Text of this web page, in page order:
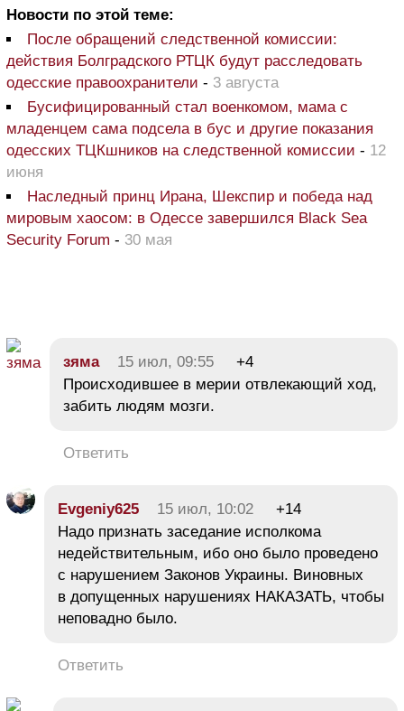
Новости по этой теме:
После обращений следственной комиссии:
действия Болградского РТЦК будут расследовать
одесские правоохранители - 3 августа
Бусифицированный стал военкомом, мама с
младенцем сама подсела в бус и другие показания
одесских ТЦКшников на следственной комиссии - 12
июня
Наследный принц Ирана, Шекспир и победа над
мировым хаосом: в Одессе завершился Black Sea
Security Forum - 30 мая
зяма 15 июл, 09:55
+4
Происходившее в мерии отвлекающий ход,
забить людям мозги.
Ответить
Evgeniy625 15 июл, 10:02
+14
Надо признать заседание исполкома
недействительным, ибо оно было проведено
с нарушением Законов Украины. Виновных
в допущенных нарушениях НАКАЗАТЬ, чтобы
неповадно было.
Ответить